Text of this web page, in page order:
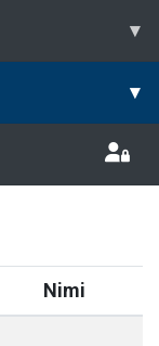
▾
▾
Nimi